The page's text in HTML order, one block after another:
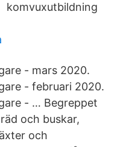
komvuxutbildning
- mars 2020.
- februari 2020.
- … Begreppet
och buskar,
och